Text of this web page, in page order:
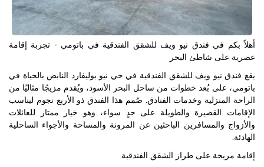
أهلاً بكم في فندق نيو ويف للشقق الفندقية في باتومي - تجربة إقامة
عصرية على شاطئ البحر
يقع فندق نيو ويف للشقق الفندقية في حي نيو بوليفارد النابض بالحياة في
باتومي، على بُعد خطوات من ساحل البحر الأسود، ويُقدم مزيجًا مثاليًا من
الراحة المنزلية وخدمات الفنادق. صُمم هذا الفندق ذو الأربع نجوم ليناسب
الإقامات القصيرة والطويلة على حدٍ سواء، وهو خيار ممتاز للعائلات
والأزواج والمسافرين الباحثين عن المرونة والمساحة والأجواء الساحلية
الهادئة.
إقامة مريحة على طراز الشقق الفندقية